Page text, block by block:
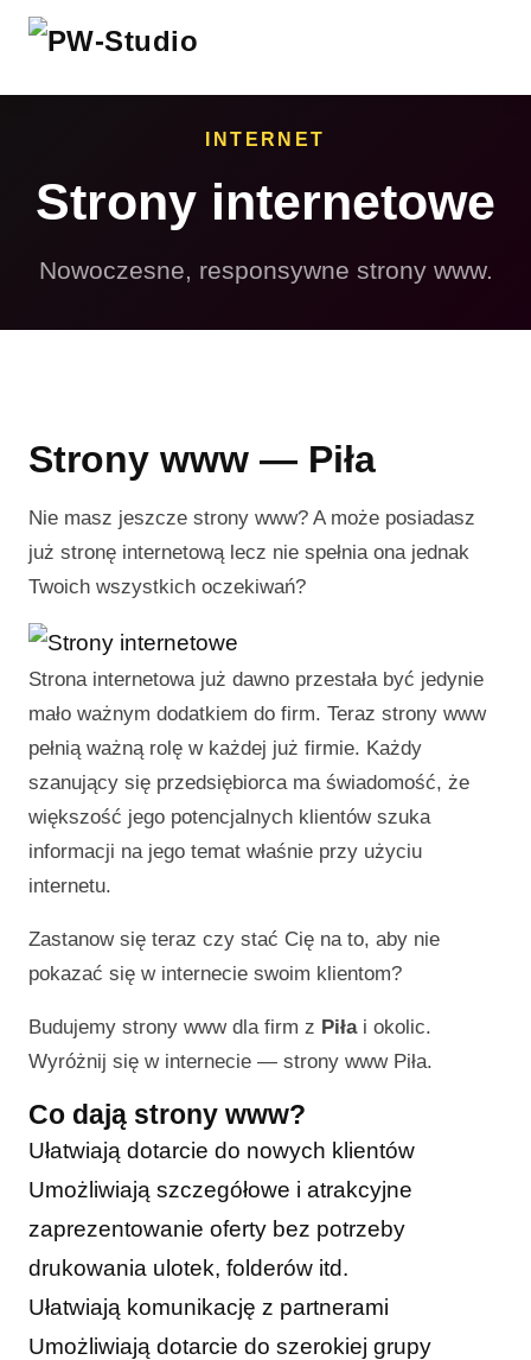
INTERNET
Strony internetowe
Nowoczesne, responsywne strony www.
Strony www — Piła
Nie masz jeszcze strony www? A może posiadasz
już stronę internetową lecz nie spełnia ona jednak
Twoich wszystkich oczekiwań?
Strona internetowa już dawno przestała być jedynie
mało ważnym dodatkiem do firm. Teraz strony www
pełnią ważną rolę w każdej już firmie. Każdy
szanujący się przedsiębiorca ma świadomość, że
większość jego potencjalnych klientów szuka
informacji na jego temat właśnie przy użyciu
internetu.
Zastanow się teraz czy stać Cię na to, aby nie
pokazać się w internecie swoim klientom?
Budujemy strony www dla firm z Piłai okolic.
Wyróżnij się w internecie — strony www Piła.
Co dają strony www?
Ułatwiają dotarcie do nowych klientów
Umożliwiają szczegółowe i atrakcyjne
zaprezentowanie oferty bez potrzeby
drukowania ulotek, folderów itd.
Ułatwiają komunikację z partnerami
Umożliwiają dotarcie do szerokiej grupy